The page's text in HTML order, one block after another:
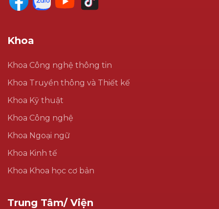
Khoa
Khoa Công nghệ thông tin
Khoa Truyền thông và Thiết kế
Khoa Kỹ thuật
Khoa Công nghệ
Khoa Ngoại ngữ
Khoa Kinh tế
Khoa Khoa học cơ bản
Trung Tâm/ Viện